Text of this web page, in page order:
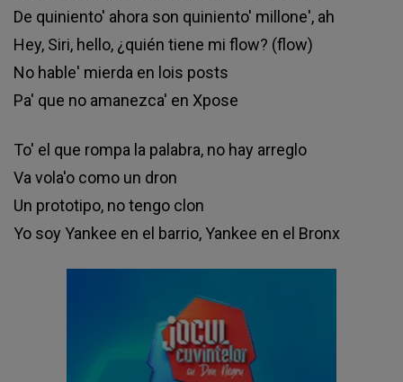
De quiniento' ahora son quiniento' millone', ah
Hey, Siri, hello, ¿quién tiene mi flow? (flow)
No hable' mierda en lois posts
Pa' que no amanezca' en Xpose
To' el que rompa la palabra, no hay arreglo
Va vola'o como un dron
Un prototipo, no tengo clon
Yo soy Yankee en el barrio, Yankee en el Bronx